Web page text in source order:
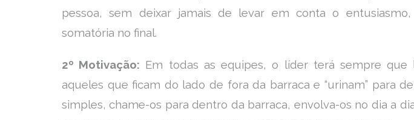
pessoa, sem deixar jamais de levar em conta o
somatória no final.
2º Motivação: Em todas as equipes, o líder terá sempre que
aqueles que ficam do lado de fora da barraca e “urinam” para
simples, chame-os para dentro da barraca, envolva-os no dia a